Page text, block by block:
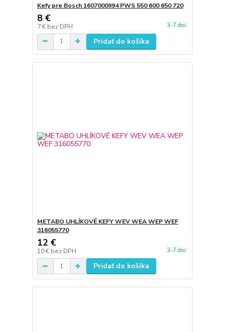
Kefy pre Bosch 1607000994 PWS 550 600 650 720
8 €
7 € bez DPH 3-7 dní
Pridať do košíka
METABO UHLÍKOVÉ KEFY WEV WEA WEP WEF
316055770
12 €
10 € bez DPH 3-7 dní
Pridať do košíka